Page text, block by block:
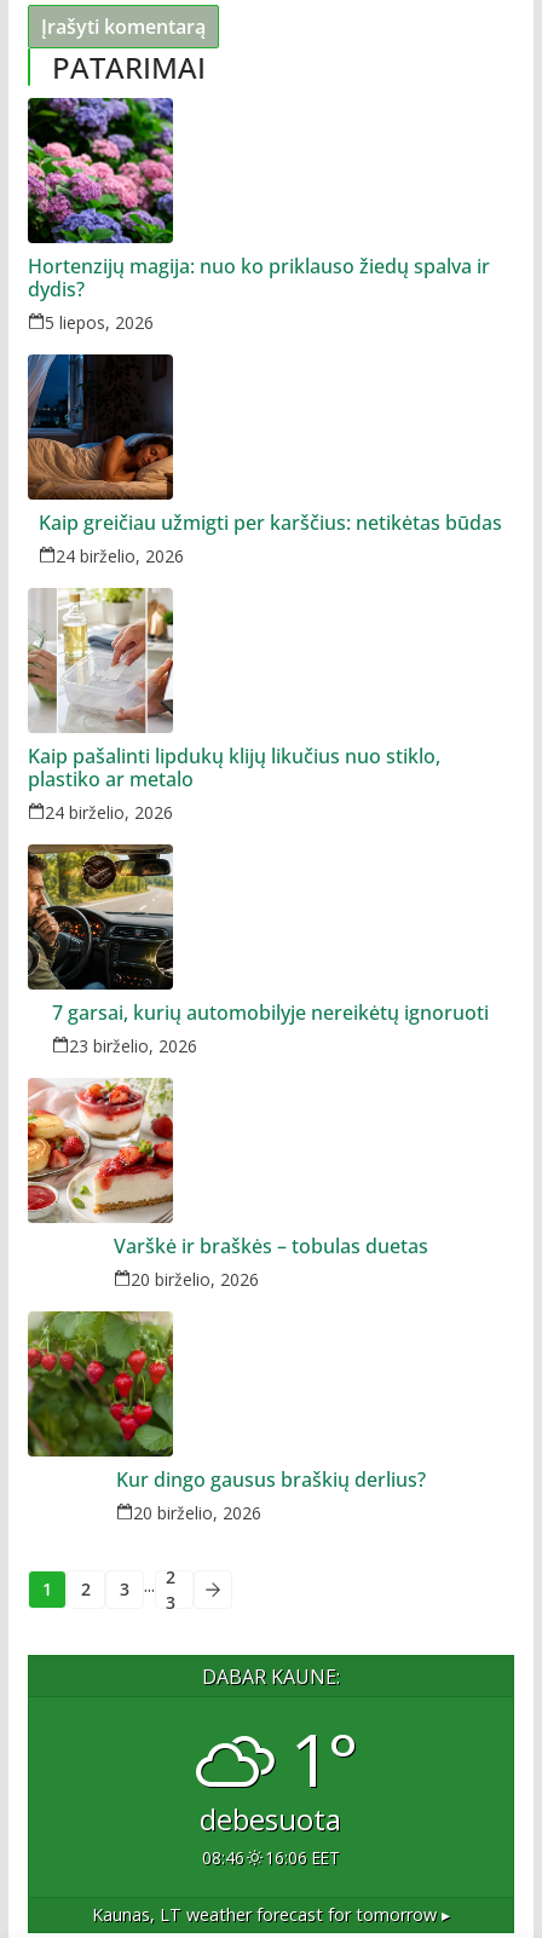
PATARIMAI
Hortenzijų magija: nuo ko priklauso žiedų spalva ir
dydis?
5 liepos, 2026
Kaip greičiau užmigti per karščius: netikėtas būdas
24 birželio, 2026
Kaip pašalinti lipdukų klijų likučius nuo stiklo,
plastiko ar metalo
24 birželio, 2026
7 garsai, kurių automobilyje nereikėtų ignoruoti
23 birželio, 2026
Varškė ir braškės – tobulas duetas
20 birželio, 2026
Kur dingo gausus braškių derlius?
20 birželio, 2026
1 2 3 ... 2
3
DABAR KAUNE:
1°
debesuota
08:46 16:06 EET
Kaunas, LTweather forecast for tomorrow ▸